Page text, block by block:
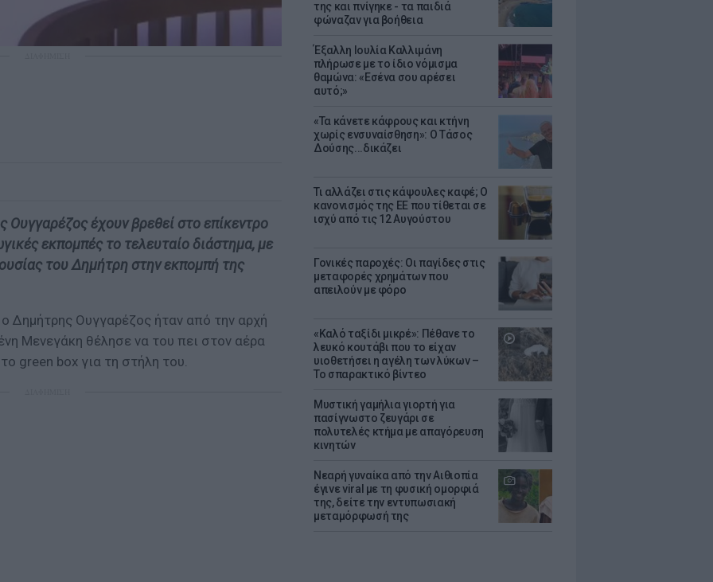
της και πνίγηκε - τα παιδιά
φώναζαν για βοήθεια
Έξαλλη Ιουλία Καλλιμάνη
πλήρωσε με το ίδιο νόμισμα
θαμώνα: «Εσένα σου αρέσει
αυτό;»
«Τα κάνετε κάφρους και κτήνη
χωρίς ενσυναίσθηση»: Ο Τάσος
Δούσης...δικάζει
Τι αλλάζει στις κάψουλες καφέ; Ο
κανονισμός της ΕΕ που τίθεται σε
ισχύ από τις 12 Αυγούστου
Γονικές παροχές: Οι παγίδες στις
μεταφορές χρημάτων που
απειλούν με φόρο
«Καλό ταξίδι μικρέ»: Πέθανε το
λευκό κουτάβι που το είχαν
υιοθετήσει η αγέλη των λύκων –
Το σπαρακτικό βίντεο
Μυστική γαμήλια γιορτή για
πασίγνωστο ζευγάρι σε
πολυτελές κτήμα με απαγόρευση
κινητών
Νεαρή γυναίκα από την Αιθιοπία
έγινε viral με τη φυσική ομορφιά
της, δείτε την εντυπωσιακή
μεταμόρφωσή της
έχουν βρεθεί στο επίκεντρο
εκπομπές το τελευταίο διάστημα, με
του Δημήτρη στην εκπομπή της
Δημήτρης Ουγγαρέζος ήταν από την αρχή
Μενεγάκη θέλησε να του πει στον αέρα
green box για τη στήλη του.